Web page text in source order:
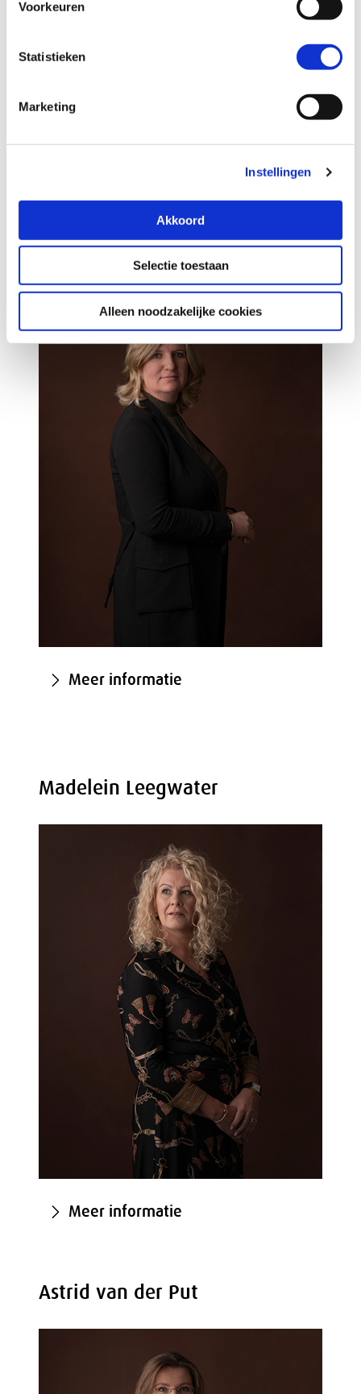
noodzakelijke cookies.
lezen in onze
Voorkeuren
Statistieken
Marketing
Instellingen
Akkoord
Selectie toestaan
Alleen noodzakelijke cookies
Selina Thurer
Meer informatie
Madelein Leegwater
Meer informatie
Astrid van der Put